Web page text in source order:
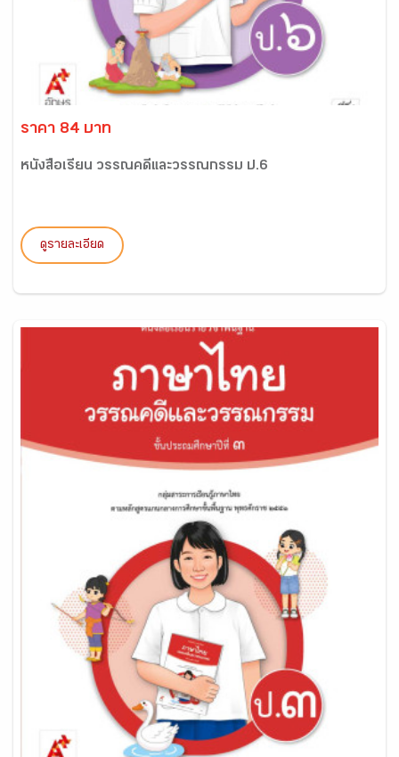
ราคา 84 บาท
หนังสือเรียน วรรณคดีและวรรณกรรม ป.6
ดูรายละเอียด